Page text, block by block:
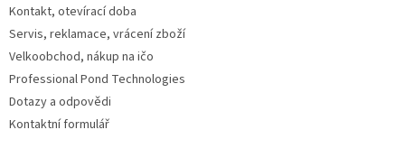
Kontakt, otevírací doba
Servis, reklamace, vrácení zboží
Velkoobchod, nákup na ičo
Professional Pond Technologies
Dotazy a odpovědi
Kontaktní formulář